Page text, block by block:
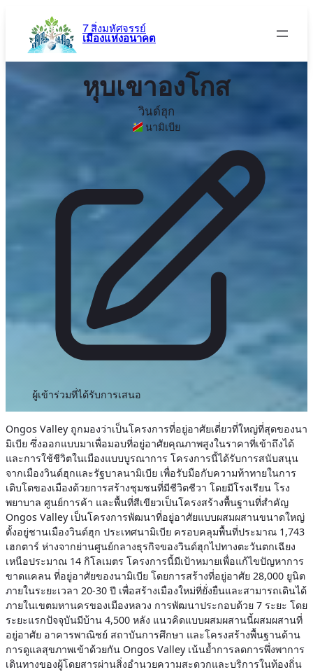
เนื้อหา
7 สิ่งมหัศจรรย์
เมืองแห่งอนาคต
หุบเขาองโกส
วินด์ฮุก
นามิเบีย
ผู้เข้าร่วมที่ได้รับการเสนอ
Ongos Valley ถูกมองว่าเป็นโครงการที่อยู่อาศัยเดี่ยวที่ใหญ่ที่สุดของนา
มิเบีย ซึ่งออกแบบมาเพื่อมอบที่อยู่อาศัยคุณภาพสูงในราคาที่เข้าถึงได้
และการใช้ชีวิตในเมืองแบบบูรณาการ โครงการนี้ได้รับการสนับสนุน
จากเมืองวินด์ฮุกและรัฐบาลนามิเบีย เพื่อรับมือกับความท้าทายในการ
เติบโตของเมืองด้วยการสร้างชุมชนที่มีชีวิตชีวา โดยมีโรงเรียน โรง
พยาบาล ศูนย์การค้า และพื้นที่สีเขียวเป็นโครงสร้างพื้นฐานที่สำคัญ
Ongos Valley เป็นโครงการพัฒนาที่อยู่อาศัยแบบผสมผสานขนาดใหญ่
ตั้งอยู่ชานเมืองวินด์ฮุก ประเทศนามิเบีย ครอบคลุมพื้นที่ประมาณ 1,743
เฮกตาร์ ห่างจากย่านศูนย์กลางธุรกิจของวินด์ฮุกไปทางตะวันตกเฉียง
เหนือประมาณ 14 กิโลเมตร โครงการนี้มีเป้าหมายเพื่อแก้ไขปัญหาการ
ขาดแคลน ที่อยู่อาศัยของนามิเบีย โดยการสร้างที่อยู่อาศัย 28,000 ยูนิต
ภายในระยะเวลา 20-30 ปี เพื่อสร้างเมืองใหม่ที่ยั่งยืนและสามารถเดินได้
ภายในเขตมหานครของเมืองหลวง การพัฒนาประกอบด้วย 7 ระยะ โดย
ระยะแรกปัจจุบันมีบ้าน 4,500 หลัง แนวคิดแบบผสมผสานนี้ผสมผสานที่
อยู่อาศัย อาคารพาณิชย์ สถาบันการศึกษา และโครงสร้างพื้นฐานด้าน
การดูแลสุขภาพเข้าด้วยกัน Ongos Valley เน้นย้ำการลดการพึ่งพาการ
เดินทางของผู้โดยสารผ่านสิ่งอำนวยความสะดวกและบริการในท้องถิ่น